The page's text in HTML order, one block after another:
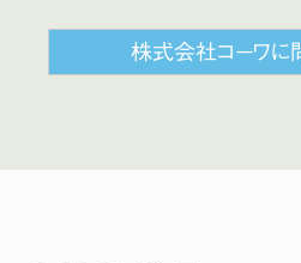
株式会社コーワに